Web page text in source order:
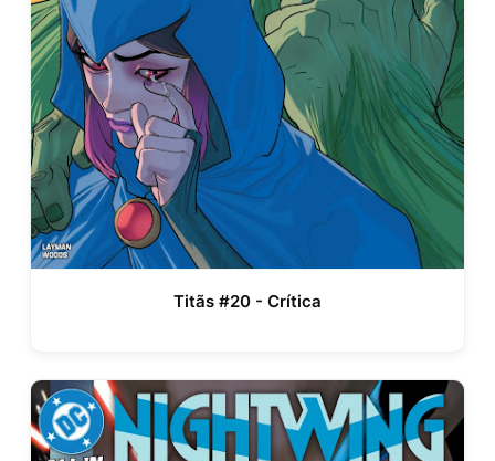
Titãs #20 - Crítica